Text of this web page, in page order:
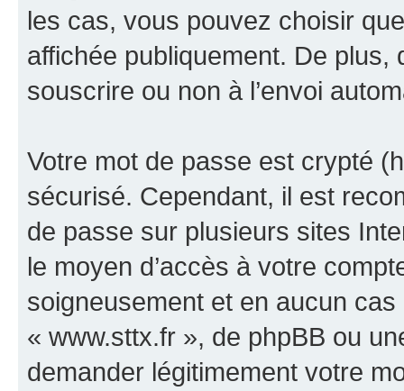
les cas, vous pouvez choisir
affichée publiquement. De
souscrire ou non à l’envoi
Votre mot de passe est crypté
sécurisé. Cependant, il est
de passe sur plusieurs sites
le moyen d’accès à votre
soigneusement et en aucun
« www.sttx.fr », de phpBB ou
demander légitimement votre